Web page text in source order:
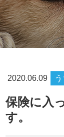
2020.06.09
保険に入
す。